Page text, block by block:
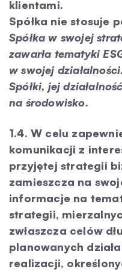
klientami.
Spółka nie stosuje
Spółka w swojej
zawarła tematyki
w swojej
Spółki, jej
na środowisko.
1.4. W celu
komunikacji z
przyjętej strategii
zamieszcza na
informacje na
strategii,
zwłaszcza celów
planowanych
realizacji,